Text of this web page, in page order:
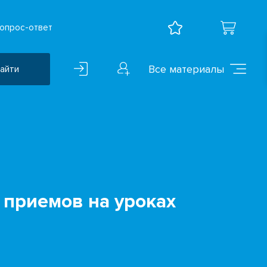
ответ
Все материалы
Иностранные языки
на уроках